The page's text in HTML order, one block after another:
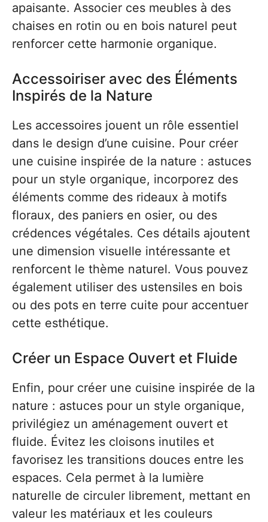
apaisante. Associer ces meubles à des
chaises en rotin ou en bois naturel peut
renforcer cette harmonie organique.
Accessoiriser avec des Éléments
Inspirés de la Nature
Les accessoires jouent un rôle essentiel
dans le design d’une cuisine. Pour créer
une cuisine inspirée de la nature : astuces
pour un style organique, incorporez des
éléments comme des rideaux à motifs
floraux, des paniers en osier, ou des
crédences végétales. Ces détails ajoutent
une dimension visuelle intéressante et
renforcent le thème naturel. Vous pouvez
également utiliser des ustensiles en bois
ou des pots en terre cuite pour accentuer
cette esthétique.
Créer un Espace Ouvert et Fluide
Enfin, pour créer une cuisine inspirée de la
nature : astuces pour un style organique,
privilégiez un aménagement ouvert et
fluide. Évitez les cloisons inutiles et
favorisez les transitions douces entre les
espaces. Cela permet à la lumière
naturelle de circuler librement, mettant en
valeur les matériaux et les couleurs